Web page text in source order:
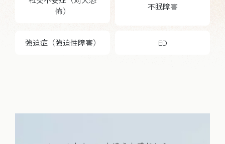
怖）
不眠障害
強迫症（強迫性障害） ED